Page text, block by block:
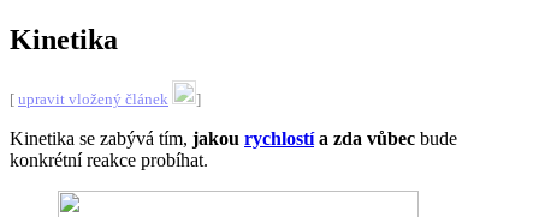
Kinetika
[ upravit vložený článek ]
Kinetika se zabývá tím, jakou rychlostía zda vůbec bude
konkrétní reakce probíhat.